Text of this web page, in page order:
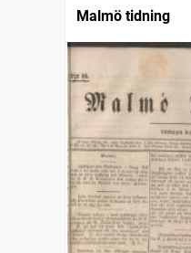
Malmö tidning